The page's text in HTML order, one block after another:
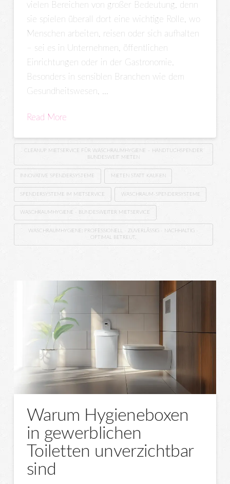
vielen Bereichen von großer Bedeutung, denn
sie spielen überall dort eine wichtige Rolle, wo
Menschen arbeiten, reisen oder sich aufhalten
– sei es in Unternehmen, öffentlichen
Einrichtungen oder in der Gastronomie.
Besonders in sensiblen Branchen wie dem
Gesundheitswesen, …
Read More
CLEANUP MIETSERVICE FÜR WASCHRAUMHYGIENE – HANDTUCHSPENDER
BUNDESWEIT MIETEN
INNOVATIVE SPENDERSYSTEME MIETEN STATT KAUFEN
SPENDERSYSTEME IM MIETSERVICE WASCHRAUM-SPENDERSYSTEME
WASCHRAUMHYGIENE - BUNDESWEITER MIETSERVICE
WASCHRAUMHYGIENE: PROFESSIONELL - ZUVERLÄSSIG - NACHHALTIG -
OPTIMAL BETREUT.
Warum Hygieneboxen
in gewerblichen
Toiletten unverzichtbar
sind